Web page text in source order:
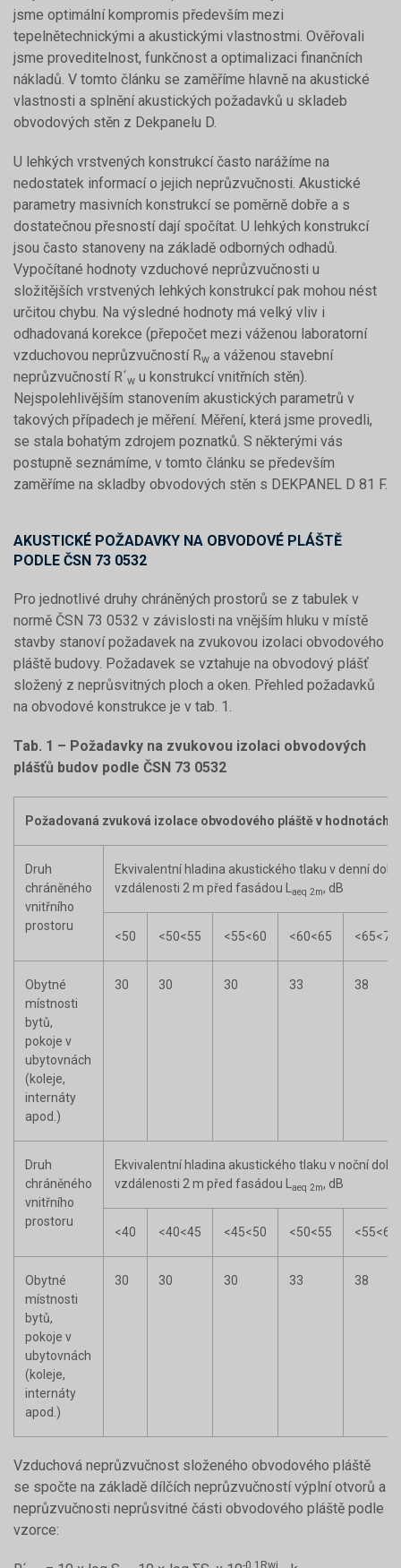
jsme optimální kompromis především mezi
tepelnětechnickými a akustickými vlastnostmi. Ověřovali
jsme proveditelnost, funkčnost a optimalizaci finančních
nákladů. V tomto článku se zaměříme hlavně na akustické
vlastnosti a splnění akustických požadavků u skladeb
obvodových stěn z Dekpanelu D.
U lehkých vrstvených konstrukcí často narážíme na
nedostatek informací o jejich neprůzvučnosti. Akustické
parametry masivních konstrukcí se poměrně dobře a s
dostatečnou přesností dají spočítat. U lehkých konstrukcí
jsou často stanoveny na základě odborných odhadů.
Vypočítané hodnoty vzduchové neprůzvučnosti u
složitějších vrstvených lehkých konstrukcí pak mohou nést
určitou chybu. Na výsledné hodnoty má velký vliv i
odhadovaná korekce (přepočet mezi váženou laboratorní
vzduchovou neprůzvučností Rw a váženou stavební
neprůzvučností R´w u konstrukcí vnitřních stěn).
Nejspolehlivějším stanovením akustických parametrů v
takových případech je měření. Měření, která jsme provedli,
se stala bohatým zdrojem poznatků. S některými vás
postupně seznámíme, v tomto článku se především
zaměříme na skladby obvodových stěn s DEKPANEL D 81 F.
AKUSTICKÉ POŽADAVKY NA OBVODOVÉ PLÁŠTĚ
PODLE ČSN 73 0532
Pro jednotlivé druhy chráněných prostorů se z tabulek v
normě ČSN 73 0532 v závislosti na vnějším hluku v místě
stavby stanoví požadavek na zvukovou izolaci obvodového
pláště budovy. Požadavek se vztahuje na obvodový plášť
složený z neprůsvitných ploch a oken. Přehled požadavků
na obvodové konstrukce je v tab. 1.
Tab. 1 – Požadavky na zvukovou izolaci obvodových
plášťů budov podle ČSN 73 0532
Požadovaná zvuková izolace obvodového pláště v hodnotách
Druh
chráněného
vnitřního
prostoru
Ekvivalentní hladina akustického tlaku v denní
vzdálenosti 2 m před fasádou L
aeq 2m, dB
<50 <50<55 <55<60 <60<65 <65<70
Obytné
místnosti
bytů,
pokoje v
ubytovnách
(koleje,
internáty
apod.)
30 30 30 33 38
Druh
chráněného
vnitřního
prostoru
Ekvivalentní hladina akustického tlaku v noční
vzdálenosti 2 m před fasádou L
aeq 2m, dB
<40 <40<45 <45<50 <50<55 <55<60
Obytné
místnosti
bytů,
pokoje v
ubytovnách
(koleje,
internáty
apod.)
30 30 30 33 38
Vzduchová neprůzvučnost složeného obvodového pláště
se spočte na základě dílčích neprůzvučností výplní otvorů a
neprůzvučnosti neprůsvitné části obvodového pláště podle
vzorce:
-0,1Rwi